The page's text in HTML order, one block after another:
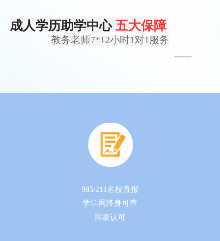
教务老师7*12小时1对1服务
成人学历助学中心 五大保障
985/211名校直报
学信网终身可查
国家认可